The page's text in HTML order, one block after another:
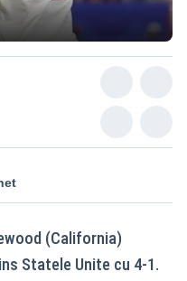
(California)
Statele Unite cu 4-1.